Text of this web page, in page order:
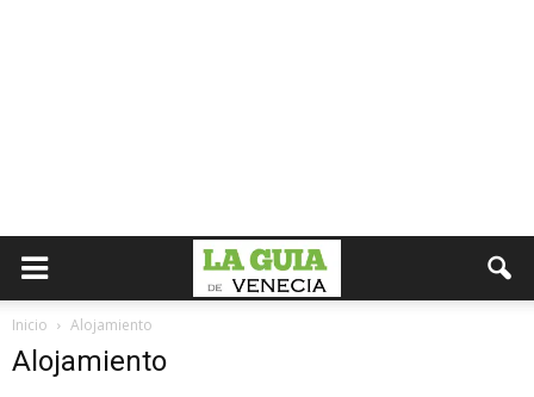
Inicio Alojamiento
Alojamiento